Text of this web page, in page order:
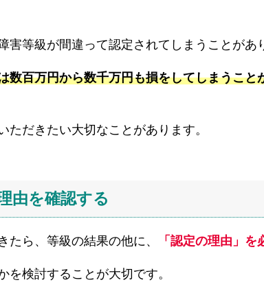
害等級が間違って認定されてしまうことがあ
数百万円から数千万円も損をしてしまうこと
だきたい大切なことがあります。
由を確認する
ら、等級の結果の他に、 「認定の理由」を
検討することが大切です。